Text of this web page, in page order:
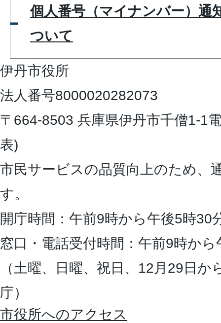
個人番号（マイナンバー）通
ついて
伊丹市役所
法人番号8000020282073
〒664-8503 兵庫県伊丹市千僧1-1
表)
市民サービスの品質向上のため、
す。
開庁時間：午前9時から午後5時30
窓口・電話受付時間：午前9時か
（土曜、日曜、祝日、12月29日
庁）
市役所へのアクセス